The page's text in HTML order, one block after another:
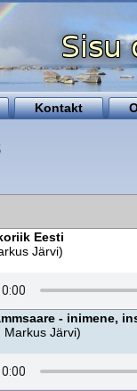
Kontakt
Eesti
Järvi)
- inimene,
Markus Järvi)